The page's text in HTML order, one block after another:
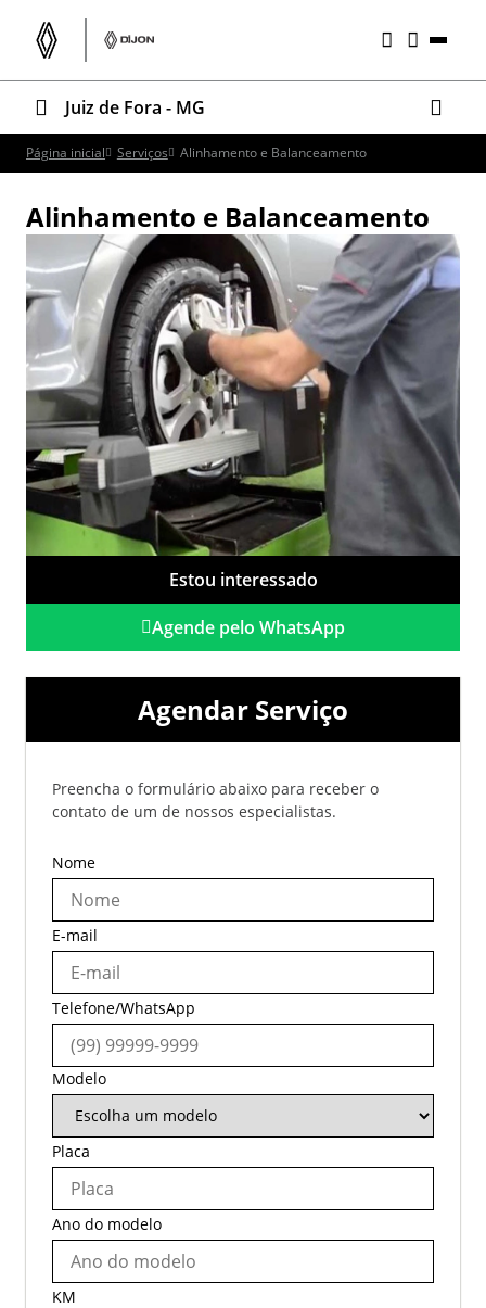
Juiz de Fora - MG
Página inicial Serviços Alinhamento e Balanceamento
Alinhamento e Balanceamento
Estou interessado
Agende pelo WhatsApp
Agendar Serviço
Preencha o formulário abaixo para receber o
contato de um de nossos especialistas.
Nome
E-mail
Telefone/WhatsApp
Modelo
Placa
Ano do modelo
KM